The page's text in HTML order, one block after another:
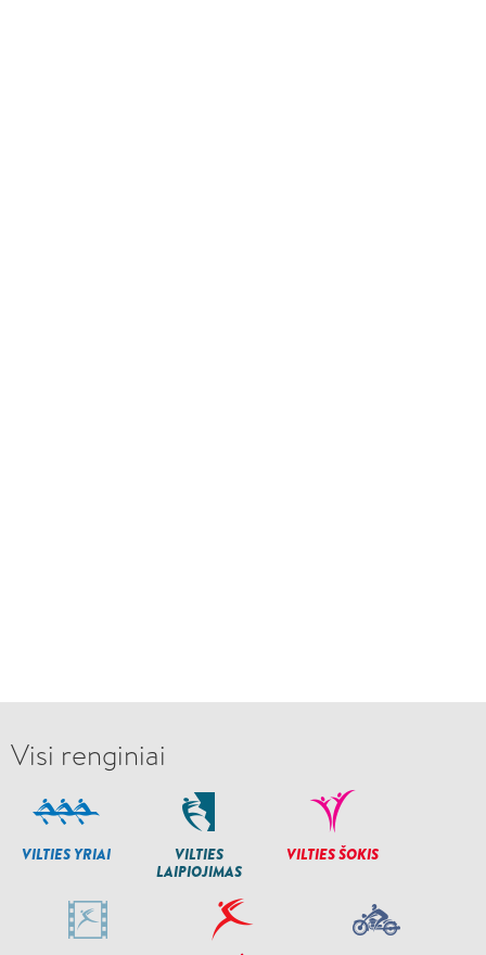
Visi renginiai
VILTIES YRIAI
VILTIES
LAIPIOJIMAS
VILTIES ŠOKIS